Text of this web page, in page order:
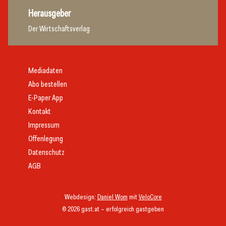
Herausgeber
Der Wirtschaftsverlag
© 2026 gast.at – erfolgreich gastgeben
Webdesign: Daniel Wom mitVeloCore
Mediadaten
Abo bestellen
E-Paper App
Kontakt
Impressum
Offenlegung
Datenschutz
AGB